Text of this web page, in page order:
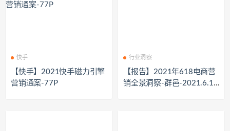
快手
【快手】2021快手磁力引擎
营销通案-77P
行业洞察
【报告】2021年618电商营
销全景洞察-群邑-2021.6.18